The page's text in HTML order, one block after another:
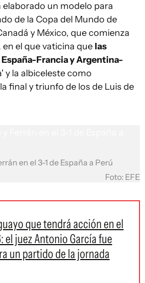
elaborado un modelo para
de la Copa del Mundo de
y México, que comienza
en el que vaticina que las
Francia y Argentina-
y la albiceleste como
final y triunfo de los de Luis de
en el 3-1 de España a Perú
Foto: EFE
que tendrá acción en el
el juez Antonio García fue
un partido de la jornada